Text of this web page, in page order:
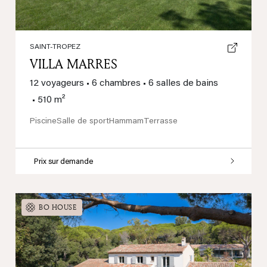
BO HOUSE
SAINT-TROPEZ
VILLA MARRES
12 voyageurs • 6 chambres • 6 salles de bains
• 510 m²
PiscineSalle de sportHammamTerrasse
Prix sur demande